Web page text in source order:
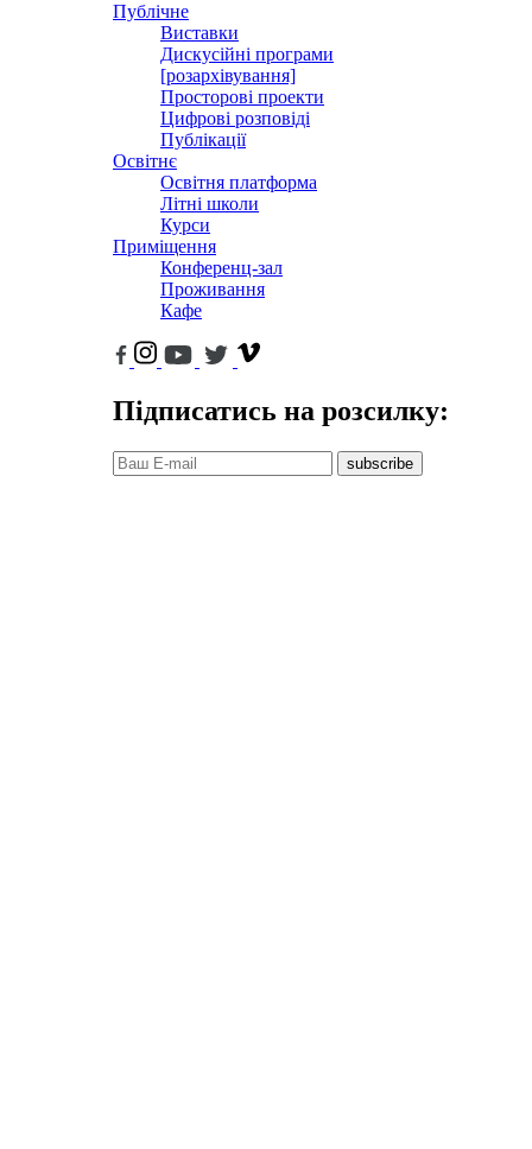
Публічне
Виставки
Дискусійні програми
[розархівування]
Просторові проекти
Цифрові розповіді
Публікації
Освітнє
Освітня платформа
Літні школи
Курси
Приміщення
Конференц-зал
Проживання
Кафе
Підписатись на розсилку:
subscribe